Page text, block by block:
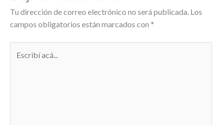
Tu dirección de correo electrónico no será publicada. Los
campos obligatorios están marcados con *
acá...